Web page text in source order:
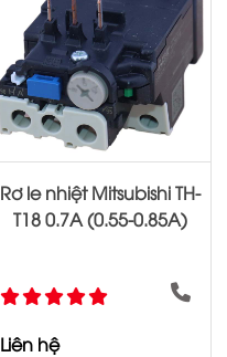
Rơ le nhiệt Mitsubishi TH-
T18 0.7A (0.55-0.85A)
Liên hệ